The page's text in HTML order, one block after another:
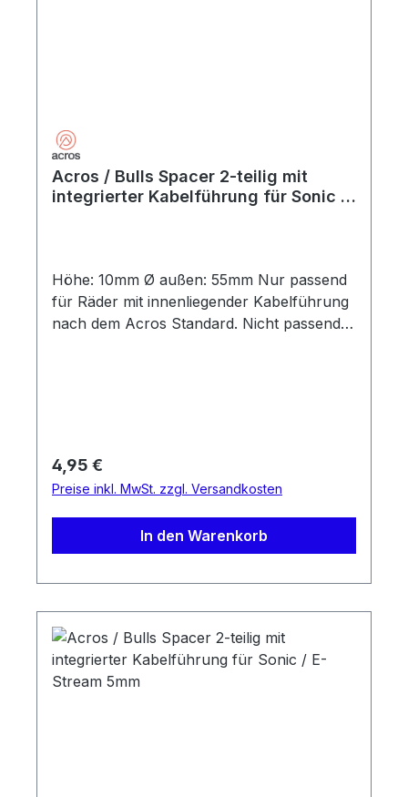
Acros / Bulls Spacer 2-teilig mit
integrierter Kabelführung für Sonic /
Höhe: 10mm Ø außen: 55mm Nur passend
für Räder mit innenliegender Kabelführung
nach dem Acros Standard. Nicht passend
Regulärer Preis:
4,95 €
Preise inkl. MwSt. zzgl. Versandkosten
In den Warenkorb